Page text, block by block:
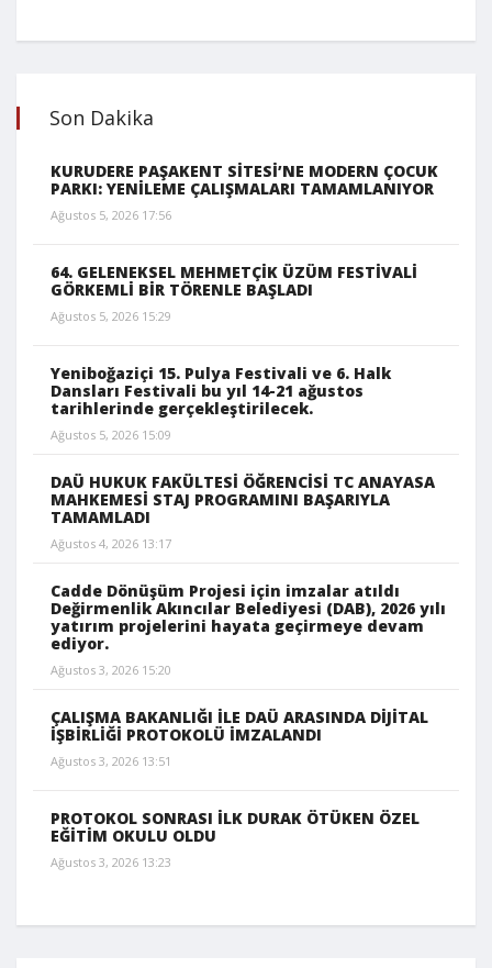
Son Dakika
KURUDERE PAŞAKENT SİTESİ’NE MODERN ÇOCUK
PARKI: YENİLEME ÇALIŞMALARI TAMAMLANIYOR
Ağustos 5, 2026 17:56
64. GELENEKSEL MEHMETÇİK ÜZÜM FESTİVALİ
GÖRKEMLİ BİR TÖRENLE BAŞLADI
Ağustos 5, 2026 15:29
Yeniboğaziçi 15. Pulya Festivali ve 6. Halk
Dansları Festivali bu yıl 14-21 ağustos
tarihlerinde gerçekleştirilecek.
Ağustos 5, 2026 15:09
DAÜ HUKUK FAKÜLTESİ ÖĞRENCİSİ TC ANAYASA
MAHKEMESİ STAJ PROGRAMINI BAŞARIYLA
TAMAMLADI
Ağustos 4, 2026 13:17
Cadde Dönüşüm Projesi için imzalar atıldı
Değirmenlik Akıncılar Belediyesi (DAB), 2026 yılı
yatırım projelerini hayata geçirmeye devam
ediyor.
Ağustos 3, 2026 15:20
ÇALIŞMA BAKANLIĞI İLE DAÜ ARASINDA DİJİTAL
İŞBİRLİĞİ PROTOKOLÜ İMZALANDI
Ağustos 3, 2026 13:51
PROTOKOL SONRASI İLK DURAK ÖTÜKEN ÖZEL
EĞİTİM OKULU OLDU
Ağustos 3, 2026 13:23